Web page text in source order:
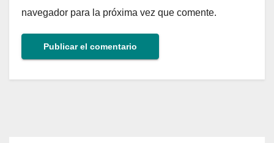
navegador para la próxima vez que comente.